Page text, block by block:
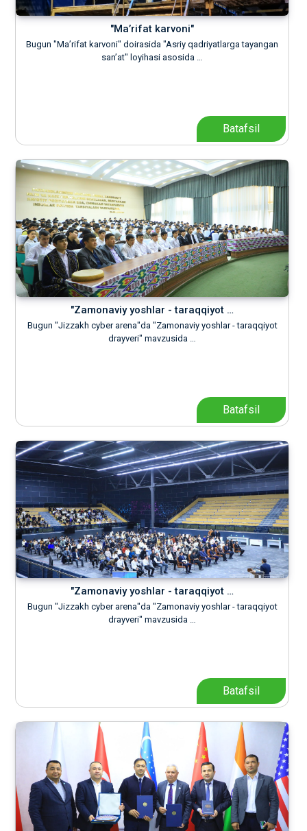
"Ma’rifat karvoni"
Bugun "Ma’rifat karvoni" doirasida "Asriy qadriyatlarga tayangan
san’at" loyihasi asosida …
Batafsil
"Zamonaviy yoshlar - taraqqiyot …
Bugun "Jizzakh cyber arena"da "Zamonaviy yoshlar - taraqqiyot
drayveri" mavzusida …
Batafsil
"Zamonaviy yoshlar - taraqqiyot …
Bugun "Jizzakh cyber arena"da "Zamonaviy yoshlar - taraqqiyot
drayveri" mavzusida …
Batafsil